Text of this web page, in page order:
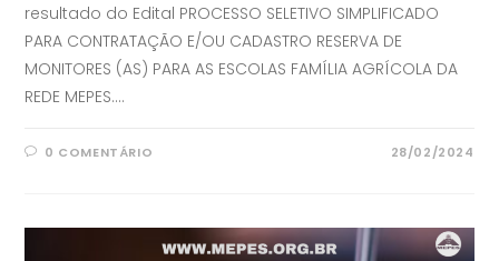
resultado do Edital PROCESSO SELETIVO SIMPLIFICADO
PARA CONTRATAÇÃO E/OU CADASTRO RESERVA DE
MONITORES (AS) PARA AS ESCOLAS FAMÍLIA AGRÍCOLA DA
REDE MEPES.…
0 COMENTÁRIO 28/02/2024